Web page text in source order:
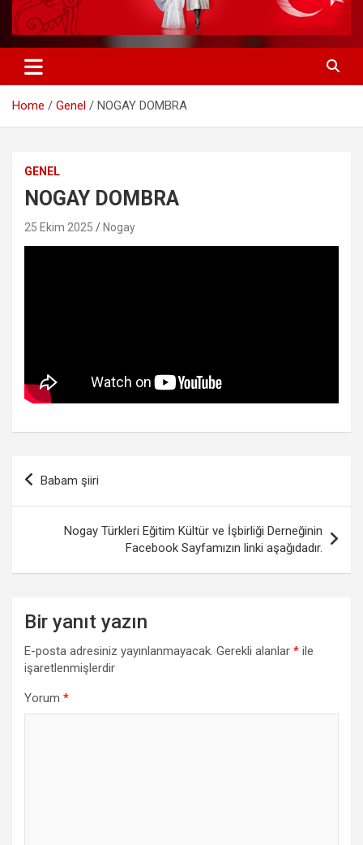
Home Genel NOGAY DOMBRA
GENEL
NOGAY DOMBRA
25 Ekim 2025 Nogay
Yazı
gezinmesi
Babam şiiri
Nogay Türkleri Eğitim Kültür ve İşbirliği Derneğinin
Facebook Sayfamızın linki aşağıdadır.
Bir yanıt yazın
E-posta adresiniz yayınlanmayacak. Gerekli alanlar * ile
işaretlenmişlerdir
Yorum *